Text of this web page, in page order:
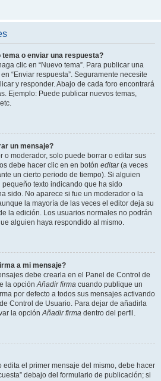
o enviar una respuesta?
clic en “Nuevo tema”. Para publicar una
“Enviar respuesta”. Seguramente necesite
y responder. Abajo de cada foro encontrará
Ejemplo: Puede publicar nuevos temas,
un mensaje?
o moderador, solo puede borrar o editar sus
debe hacer clic en en botón editar(a veces
un cierto periodo de tiempo). Si alguien
texto indicando que ha sido
sido. No aparece si fue un moderador o la
la mayoría de las veces el editor deja su
la edición. Los usuarios normales no podrán
alguien haya respondido al mismo.
a mi mensaje?
debe crearla en el Panel de Control de
la opciónAñadir firma cuando publique un
por defecto a todos sus mensajes activando
Control de Usuario. Para dejar de añadirla
la opciónAñadir firma dentro del perfil.
el primer mensaje del mismo, debe hacer
debajo del formulario de publicación; si